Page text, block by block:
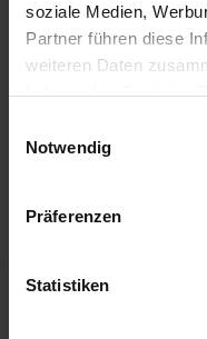
soziale Medien,
Partner führen diese
weiteren Daten
Notwendig
Präferenzen
Statistiken
Urteil des
GOÄ und
Preisrecht
Personen
Der Bundesgerichtshof